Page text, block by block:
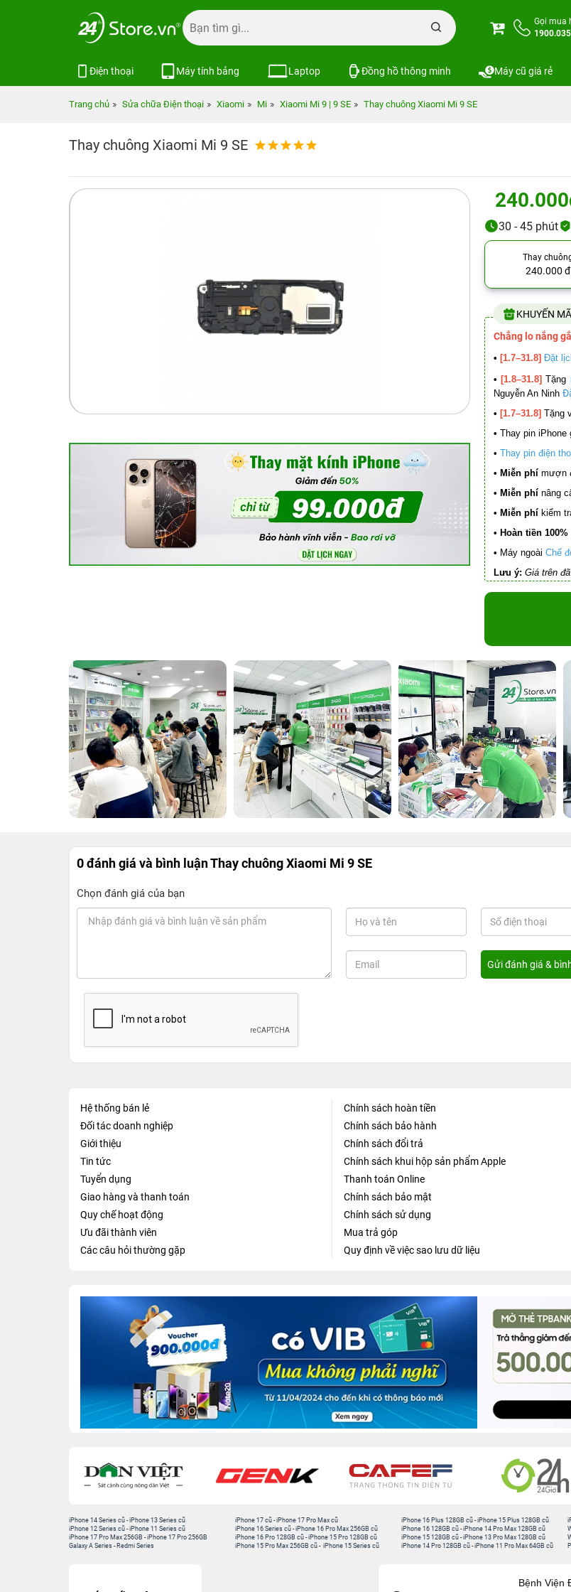
Gọi mua
Điện thoại Máy tính bảng Laptop Đồng hồ thông minh Máy cũ giá rẻ
Trang chủ Sửa chữa Điện thoại Xiaomi Mi Xiaomi Mi 9 | 9 SE Thay chuông Xiaomi Mi 9 SE
Thay chuông Xiaomi Mi 9 SE
30 - 45 phút
Thay
240.000 đ
KHUYẾN
Chẳng lo nắng
• [1.7–31.8] Đặt
• [1.8–31.8] Tặng
Nguyễn An Ninh
• [1.7–31.8] Tặng
• Thay pin iPhone
• Thay pin điện
• Miễn phí mượn
• Miễn phí nâng
• Miễn phí kiểm
• Hoàn tiền 100%
• Máy ngoài Chế
Lưu ý: Giá trên
0 đánh giá và bình luậnThay chuông Xiaomi Mi 9 SE
Chọn đánh giá của bạn
Hệ thống bán lẻ
Đối tác doanh nghiệp
Giới thiệu
Tin tức
Tuyển dụng
Giao hàng và thanh toán
Quy chế hoạt động
Ưu đãi thành viên
Các câu hỏi thường gặp
Chính sách hoàn tiền
Chính sách bảo hành
Chính sách đổi trả
Chính sách khui hộp sản phẩm Apple
Thanh toán Online
Chính sách bảo mật
Chính sách sử dụng
Mua trả góp
Quy định về việc sao lưu dữ liệu
iPhone 14 Series cũ -iPhone 13 Series cũ
iPhone 12 Series cũ -iPhone 11 Series cũ
iPhone 17 Pro Max 256GB -iPhone 17 Pro 256GB
Galaxy A Series - Redmi Series
iPhone 17 cũ -iPhone 17 Pro Max cũ
iPhone 16 Series cũ - iPhone 16 Pro Max 256GB cũ
iPhone 16 Pro 128GB cũ -iPhone 15 Pro 128GB cũ
iPhone 15 Pro Max 256GB cũ - iPhone 15 Series cũ
iPhone 16 Plus 128GB cũ -iPhone 15 Plus 128GB cũ
iPhone 16 128GB cũ -iPhone 14 Pro Max 128GB cũ
iPhone 15 128GB cũ -iPhone 13 Pro Max 128GB cũ
iPhone 14 Pro 128GB cũ -iPhone 11 Pro Max 64GB cũ
Bệnh Viện